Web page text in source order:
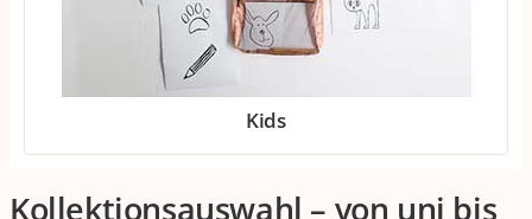
Kids
Kollektionsauswahl – von uni bis